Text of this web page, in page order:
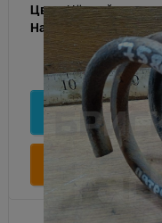
Цвет:Чёрный
Наличие:
В наличии